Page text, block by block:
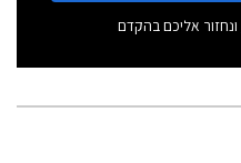
ונחזור אליכם בהקדם